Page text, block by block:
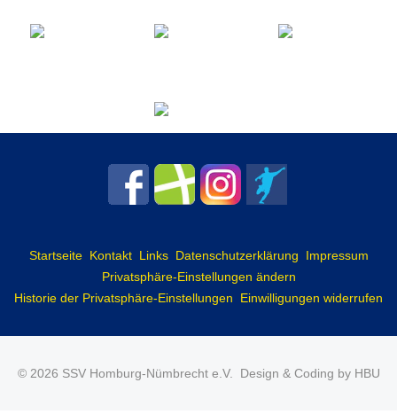
Startseite Kontakt Links Datenschutzerklärung
Impressum
Privatsphäre-Einstellungen ändern
Historie der Privatsphäre-Einstellungen
Einwilligungen widerrufen
© 2026 SSV Homburg-Nümbrecht e.V. Design & Coding by HBU